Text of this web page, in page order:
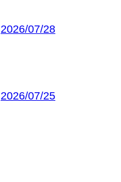
2026/07/28
2026/07/25